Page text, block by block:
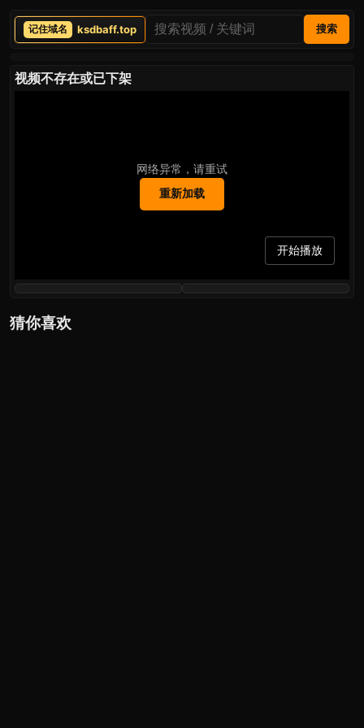
ksdbaff.top 搜索
视频不存在或已下架
网络异常，请重试
重新加载
开始播放
猜你喜欢